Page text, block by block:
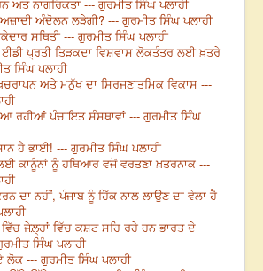
ਅਤੇ ਨਾਗਰਿਕਤਾ --- ਗੁਰਮੀਤ ਸਿੰਘ ਪਲਾਹੀ
ਅੰਦੋਲਨ ਲੜੇਗੀ? --- ਗੁਰਮੀਤ ਸਿੰਘ ਪਲਾਹੀ
ਸਥਿਤੀ --- ਗੁਰਮੀਤ ਸਿੰਘ ਪਲਾਹੀ
ਪ੍ਰਤੀ ਤਿੜਕਦਾ ਵਿਸ਼ਵਾਸ ਲੋਕਤੰਤਰ ਲਈ ਖ਼ਤਰੇ
ਸਿੰਘ ਪਲਾਹੀ
ਅਤੇ ਮਨੁੱਖ ਦਾ ਸਿਰਜਣਾਤਮਿਕ ਵਿਕਾਸ ---
ਰਹੀਆਂ ਪੰਚਾਇਤ ਸੰਸਥਾਵਾਂ --- ਗੁਰਮੀਤ ਸਿੰਘ
ਹੈ ਭਾਈ! --- ਗੁਰਮੀਤ ਸਿੰਘ ਪਲਾਹੀ
ਕਾਨੂੰਨਾਂ ਨੂੰ ਹਥਿਆਰ ਵਜੋਂ ਵਰਤਣਾ ਖ਼ਤਰਨਾਕ ---
ਦਾ ਨਹੀਂ, ਪੰਜਾਬ ਨੂੰ ਹਿੱਕ ਨਾਲ ਲਾਉਣ ਦਾ ਵੇਲਾ ਹੈ -
ਜੇਲ਼੍ਹਾਂ ਵਿੱਚ ਕਸ਼ਟ ਸਹਿ ਰਹੇ ਹਨ ਭਾਰਤ ਦੇ
ਸਿੰਘ ਪਲਾਹੀ
--- ਗੁਰਮੀਤ ਸਿੰਘ ਪਲਾਹੀ